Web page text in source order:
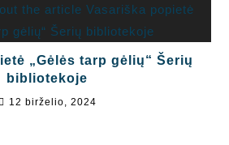
„Gėlės tarp gėlių“ Šerių
bibliotekoje
12 birželio, 2024